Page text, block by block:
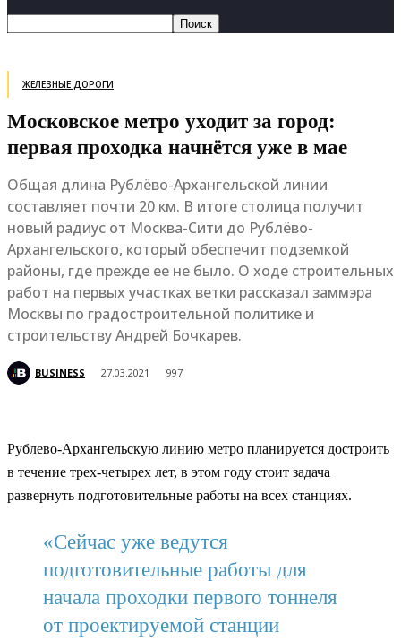
ЖЕЛЕЗНЫЕ ДОРОГИ
Московское метро уходит за город:
первая проходка начнётся уже в мае
Общая длина Рублёво-Архангельской линии
составляет почти 20 км. В итоге столица получит
новый радиус от Москва-Сити до Рублёво-
Архангельского, который обеспечит подземкой
районы, где прежде ее не было. О ходе строительных
работ на первых участках ветки рассказал заммэра
Москвы по градостроительной политике и
строительству Андрей Бочкарев.
BUSINESS 27.03.2021 997
Рублево-Архангельскую линию метро планируется достроить
в течение трех-четырех лет, в этом году стоит задача
развернуть подготовительные работы на всех станциях.
«Сейчас уже ведутся
подготовительные работы для
начала проходки первого тоннеля
от проектируемой станции